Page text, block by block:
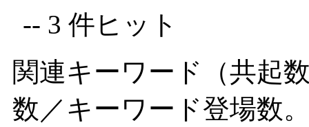
-- 3 件ヒット
関連キーワード（共起
数／キーワード登場数